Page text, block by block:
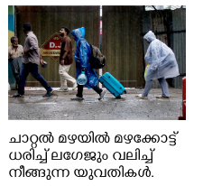
ചാറ്റൽ മഴയിൽ മഴക്കോട്ട്
ധരിച്ച് ലഗേജും വലിച്ച്
നീങ്ങുന്ന യുവതികൾ.